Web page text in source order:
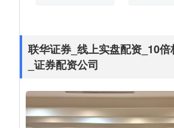
联华证券_线上实盘配资_10
_证券配资公司